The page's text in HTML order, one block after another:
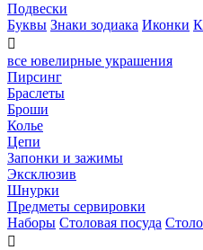
Подвески
Буквы Знаки зодиака Иконки

все ювелирные украшения
Пирсинг
Браслеты
Броши
Колье
Цепи
Запонки и зажимы
Эксклюзив
Шнурки
Предметы сервировки
Наборы Столовая посуда
